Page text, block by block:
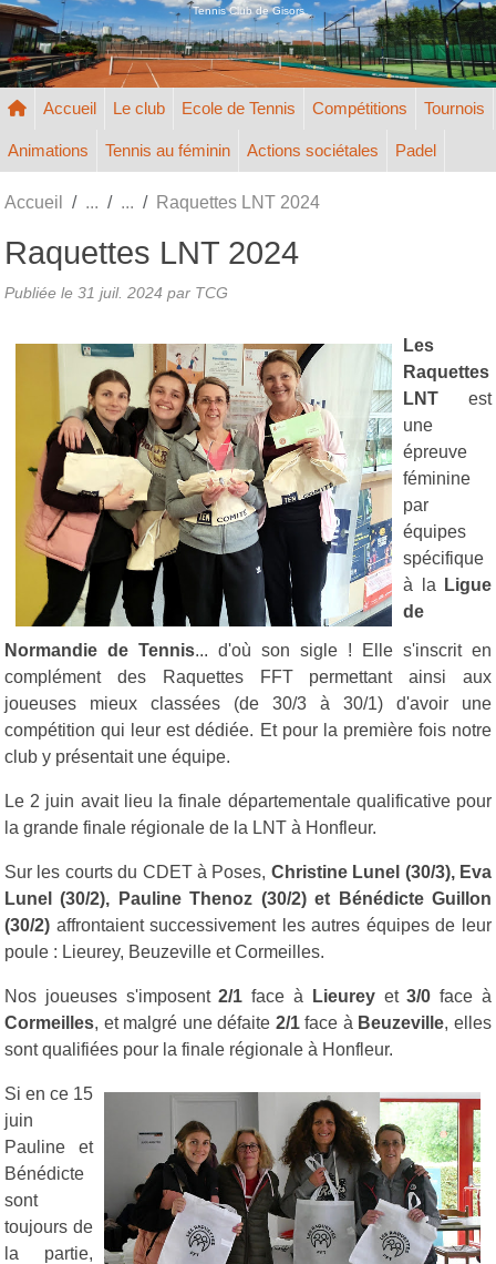
Tennis Club de Gisors
Accueil Le club Ecole de Tennis Compétitions Tournois
Animations Tennis au féminin Actions sociétales Padel
Accueil Raquettes LNT 2024
Raquettes LNT 2024
Publiée le 31 juil. 2024 par TCG
Les
Raquettes
LNT est
une
épreuve
féminine
par
équipes
spécifique
à la
Ligue
de
Normandie de Tennis... d'où son sigle ! Elle s'inscrit en
complément des Raquettes FFT permettant ainsi aux
joueuses mieux classées (de 30/3 à 30/1) d'avoir une
compétition qui leur est dédiée. Et pour la première fois notre
club y présentait une équipe.
Le 2 juin avait lieu la finale départementale qualificative pour
la grande finale régionale de la LNT à Honfleur.
Sur les courts du CDET à Poses, Christine Lunel (30/3), Eva
Lunel (30/2), Pauline Thenoz (30/2) et Bénédicte Guillon
(30/2) affrontaient successivement les autres équipes de leur
poule : Lieurey, Beuzeville et Cormeilles.
Nos joueuses s'imposent2/1 face à Lieureyet3/0 face à
Cormeilles, et malgré une défaite 2/1face à Beuzeville, elles
sont qualifiées pour la finale régionale à Honfleur.
Si en ce 15
juin
Pauline et
Bénédicte
sont
toujours de
la partie,
Panneau de gestion des cookies